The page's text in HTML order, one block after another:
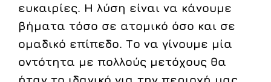
ευκαιρίες. Η λύση είναι να κάνουμε
βήματα τόσο σε ατομικό όσο και σε
ομαδικό επίπεδο. Το να γίνουμε μία
οντότητα με πολλούς μετόχους θα